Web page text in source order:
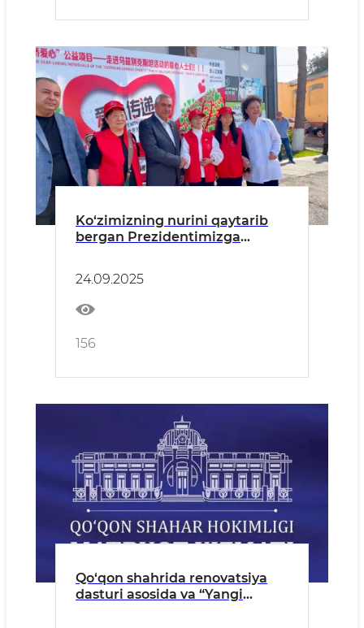
Ko‘zimizning nurini qaytarib
bergan Prezidentimizga
24.09.2025
156
Qo‘qon shahrida renovatsiya
dasturi asosida va “Yangi